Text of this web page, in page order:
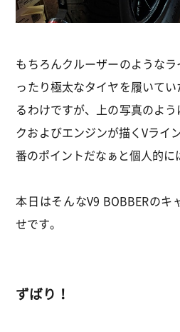
もちろんクルーザーのような
ったり極太なタイヤを履いて
るわけですが、上の写真のよ
クおよびエンジンが描くVライ
番のポイントだなぁと個人的に
本日はそんなV9 BOBBERの
せです。
ずばり！